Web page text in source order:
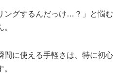
ングするんだっけ…？」と悩む
間に使える手軽さは、特に初心